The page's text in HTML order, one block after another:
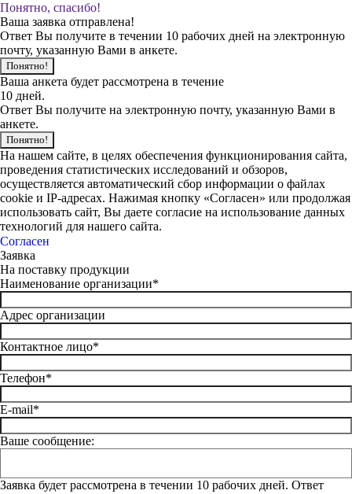
Понятно, спасибо!
Ваша заявка отправлена!
Ответ Вы получите в течении 10 рабочих дней на электронную
почту, указанную Вами в анкете.
Понятно!
Ваша анкета будет рассмотрена в течение
10 дней.
Ответ Вы получите на электронную почту, указанную Вами в
анкете.
Понятно!
На нашем сайте, в целях обеспечения функционирования сайта,
проведения статистических исследований и обзоров,
осуществляется автоматический сбор информации о файлах
cookie и IP-адресах. Нажимая кнопку «Согласен» или продолжая
использовать сайт, Вы даете согласие на использование данных
технологий для нашего сайта.
Согласен
Заявка
На поставку продукции
Наименование организации*
Адрес организации
Контактное лицо*
Телефон*
E-mail*
Ваше сообщение:
Заявка будет рассмотрена в течении 10 рабочих дней. Ответ